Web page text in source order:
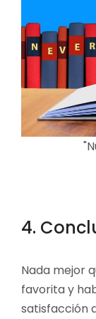
4.
Nada mejor
favorita y
satisfacción